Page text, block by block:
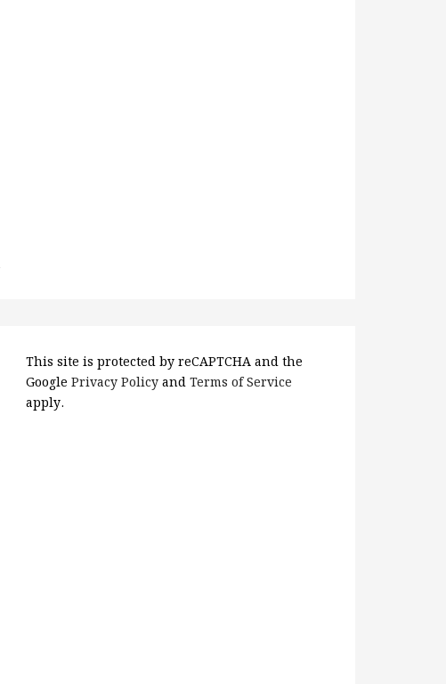
This site is protected by reCAPTCHA and the
Google Privacy PolicyandTerms of Service
apply.